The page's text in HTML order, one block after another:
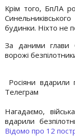
Крім того, БпЛА
будинки. Ніхто не
За даними
ворожі
Росіяни вдарили
Телеграм
Нагадаємо,
вдарили
Відомо про 12